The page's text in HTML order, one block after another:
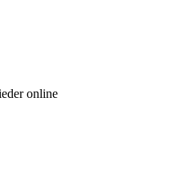
online